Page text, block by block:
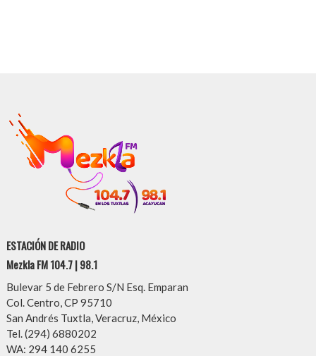
ESTACIÓN DE RADIO
Mezkla FM 104.7 | 98.1
Bulevar 5 de Febrero S/N Esq. Emparan
Col. Centro, CP 95710
San Andrés Tuxtla, Veracruz, México
Tel. (294) 6880202
WA: 294 140 6255